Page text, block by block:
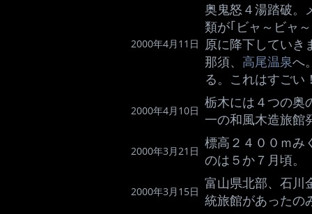
2000年4月11日
奥鬼怒４湯踏破。
類が｢ビャ～ビャ
原に降下していき
那須、 高尾温泉へ
る。これはすごい
2000年4月10日
栃木には４つの奥
一の和風木造旅館
2000年3月21日
標高２４００ｍみ
のは５か７月頃。
2000年3月15日
富山県北部、石川
統旅館があったの